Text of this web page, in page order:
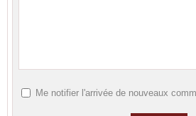
Me notifier l'arrivée de nouveaux